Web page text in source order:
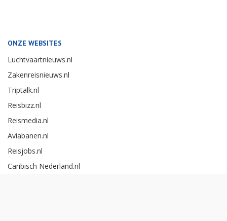
ONZE WEBSITES
Luchtvaartnieuws.nl
Zakenreisnieuws.nl
Triptalk.nl
Reisbizz.nl
Reismedia.nl
Aviabanen.nl
Reisjobs.nl
Caribisch Nederland.nl